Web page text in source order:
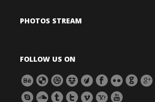
PHOTOS STREAM
FOLLOW US ON